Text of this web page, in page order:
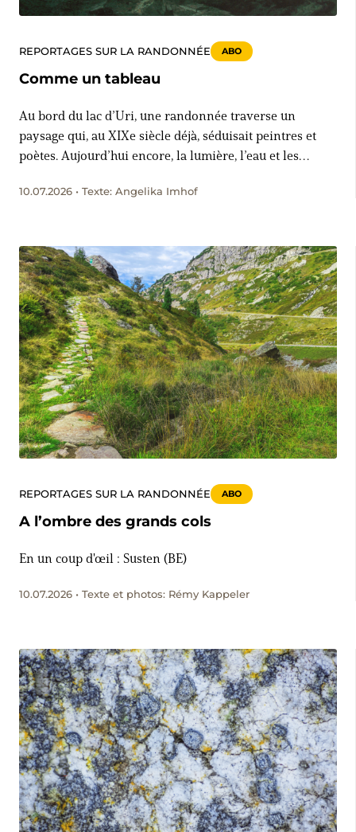
REPORTAGES SUR LA RANDONNÉE ABO
Comme un tableau
Au bord du lac d’Uri, une randonnée traverse un
paysage qui, au XIXe siècle déjà, séduisait peintres et
poètes. Aujourd’hui encore, la lumière, l’eau et les
Derrière ce magnifique décor se cache un autre visage,
10.07.2026 • Texte: Angelika Imhof
REPORTAGES SUR LA RANDONNÉE ABO
A l’ombre des grands cols
En un coup d'œil : Susten (BE)
10.07.2026 • Texte et photos: Rémy Kappeler